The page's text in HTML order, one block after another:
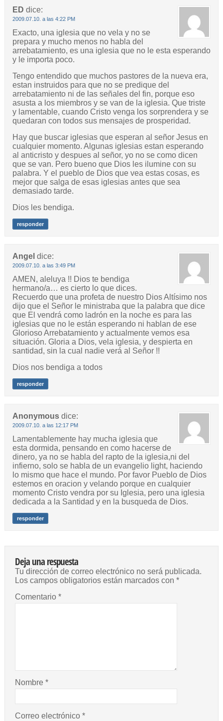
ED dice:
2009.07.10. a las 4:22 PM
Exacto, una iglesia que no vela y no se
prepara y mucho menos no habla del
arrebatamiento, es una iglesia que no le esta esperando
y le importa poco.
Tengo entendido que muchos pastores de la nueva era,
estan instruidos para que no se predique del
arrebatamiento ni de las señales del fin, porque eso
asusta a los miembros y se van de la iglesia. Que triste
y lamentable, cuando Cristo venga los sorprendera y se
quedaran con todos sus mensajes de prosperidad.
Hay que buscar iglesias que esperan al señor Jesus en
cualquier momento. Algunas iglesias estan esperando
al anticristo y despues al señor, yo no se como dicen
que se van. Pero bueno que Dios les ilumine con su
palabra. Y el pueblo de Dios que vea estas cosas, es
mejor que salga de esas iglesias antes que sea
demasiado tarde.
Dios les bendiga.
responder
Angel dice:
2009.07.10. a las 3:49 PM
AMEN, aleluya !! Dios te bendiga
hermano/a… es cierto lo que dices.
Recuerdo que una profeta de nuestro Dios Altísimo nos
dijo que el Señor le ministraba que la palabra que dice
que El vendrá como ladrón en la noche es para las
iglesias que no le están esperando ni hablan de ese
Glorioso Arrebatamiento y actualmente vemos esa
situación. Gloria a Dios, vela iglesia, y despierta en
santidad, sin la cual nadie verá al Señor !!
Dios nos bendiga a todos
responder
Anonymous dice:
2009.07.10. a las 12:17 PM
Lamentablemente hay mucha iglesia que
esta dormida, pensando en como hacerse de
dinero, ya no se habla del rapto de la iglesia,ni del
infierno, solo se habla de un evangelio light, haciendo
lo mismo que hace el mundo. Por favor Pueblo de Dios
estemos en oracion y velando porque en cualquier
momento Cristo vendra por su Iglesia, pero una iglesia
dedicada a la Santidad y en la busqueda de Dios.
responder
Deja una respuesta
Tu dirección de correo electrónico no será publicada.
Los campos obligatorios están marcados con *
Comentario *
Nombre *
Correo electrónico *